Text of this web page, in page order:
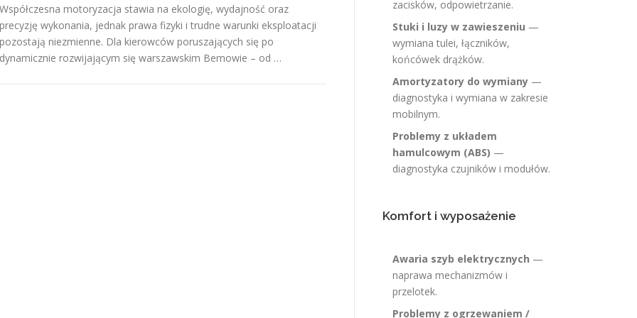
Współczesna motoryzacja stawia na ekologię, wydajność oraz
precyzję wykonania, jednak prawa fizyki i trudne warunki eksploatacji
pozostają niezmienne. Dla kierowców poruszających się po
dynamicznie rozwijającym się warszawskim Bemowie – od …
zacisków, odpowietrzanie.
Stuki i luzy w zawieszeniu —
wymiana tulei, łączników,
końcówek drążków.
Amortyzatory do wymiany —
diagnostyka i wymiana w zakresie
mobilnym.
Problemy z układem
hamulcowym (ABS) —
diagnostyka czujników i modułów.
Komfort i wyposażenie
Awaria szyb elektrycznych —
naprawa mechanizmów i
przelotek.
Problemy z ogrzewaniem /